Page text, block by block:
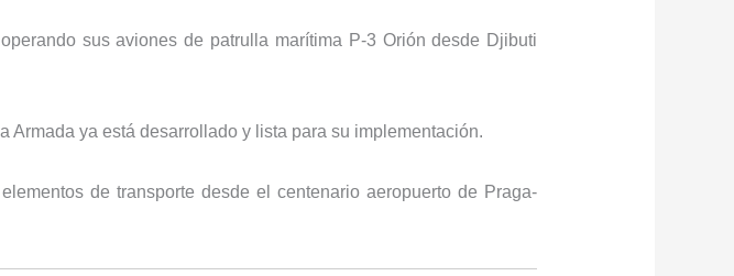
sus aviones de patrulla marítima P-3 Orión desde Djibuti
Armada ya está desarrollado y lista para su implementación.
de transportedesde el centenario aeropuerto de Praga-